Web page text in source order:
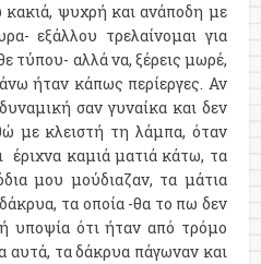
ψυχρή και ανάποδη με
εξάλλου τρελαίνομαι για
αλλά να, ξέρεις μωρέ,
ήταν κάπως περίεργες. Αν
σαν γυναίκα και δεν
με κλειστή τη λάμπα, όταν
έριχνα καμιά ματιά κάτω, τα
μου μούδιαζαν, τα μάτια
τα οποία -θα το πω δεν
υποψία ότι ήταν από τρόμο
αυτά, τα δάκρυα πάγωναν και